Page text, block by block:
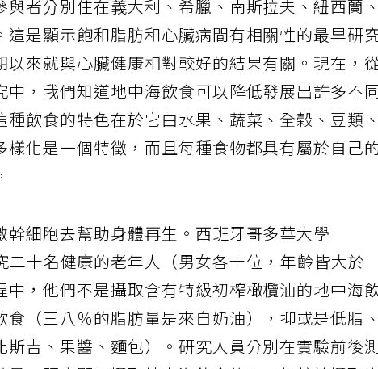
者分別住在義大利、希臘、南斯拉夫、紐西蘭、
是顯示飽和脂肪和心臟病間有相關性的最早研
來就與心臟健康相對較好的結果有關。現在，
，我們知道地中海飲食可以降低發展出許多不
飲食的特色在於它由水果、蔬菜、全榖、豆類、
化是一個特徵，而且每種食物都具有屬於自己
細胞去幫助身體再生。西班牙哥多華大學
二十名健康的老年人（男女各十位，年齡皆大於
，他們不是攝取含有特級初榨橄欖油的地中海
食（三八％的脂肪量是來自奶油），抑或是低脂、
吉、果醬、麵包）。研究人員分別在實驗前後測